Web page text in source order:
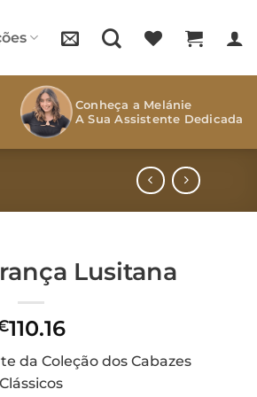
Conheça a Melánie
A Sua Assistente Dedicada
Lusitana
110.16
da Coleção dos Cabazes
Clássicos